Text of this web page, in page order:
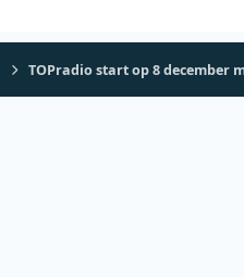
TOPradio start op 8 december